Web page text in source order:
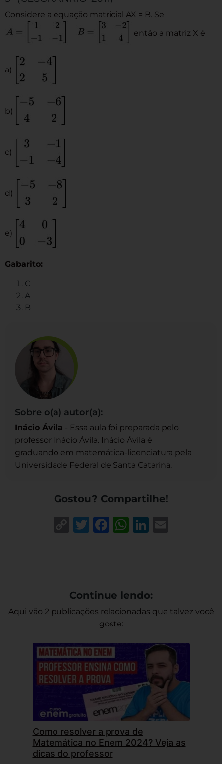
Considere a equação matricial AX = B. Se
então a matriz X é
a)
b)
c)
d)
e)
Gabarito:
C
A
B
Sobre o(a) autor(a):
Inácio Ávila - Essa aula foi preparada pelo
professor Inácio Ávila. Inácio Ávila é
graduando em matemática-licenciatura pela
Universidade Federal de Santa Catarina.
Gostou? Compartilhe!
CopyTwitter
Facebook
WhatsApp
LinkedIn
Continue lendo:
Aqui vão 2 publicações relacionadas que talvez você
goste:
Como resolver a prova de
Matemática no Enem 2024? Veja as
dicas do professor